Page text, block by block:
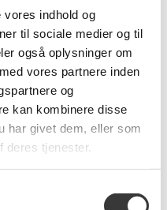
indhold og
til sociale medier og til
også oplysninger om
vores partnere inden
og
kan kombinere disse
har givet dem, eller som
deres tjenester.